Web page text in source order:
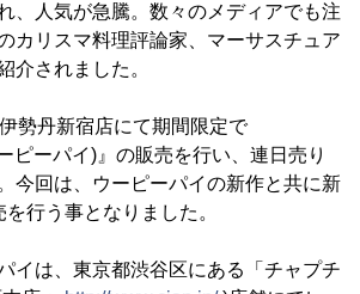
、人気が急騰。数々のメディアでも注
カリスマ料理評論家、マーサスチュア
介されました。
勢丹新宿店にて期間限定で
ピーパイ)』の販売を行い、連日売り
今回は、ウーピーパイの新作と共に新
行う事となりました。
イは、東京都渋谷区にある「チャプチ